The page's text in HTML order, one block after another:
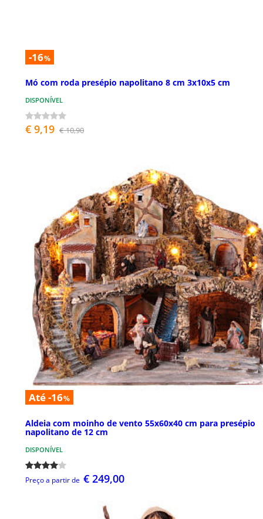
-16%
Mó com roda presépio napolitano 8 cm 3x10x5 cm
DISPONÍVEL
€ 9,19 € 10,90
Até -16%
Aldeia com moinho de vento 55x60x40 cm para presépio
napolitano de 12 cm
DISPONÍVEL
Preço a partir de € 249,00